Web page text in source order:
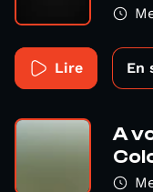
Lire En
A